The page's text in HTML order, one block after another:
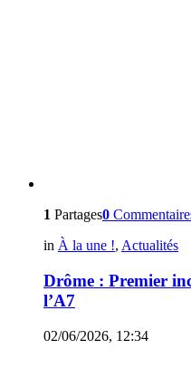
1 Partages0
in À la une !, Actualités
Drôme : Premier
l’A7
02/06/2026, 12:34